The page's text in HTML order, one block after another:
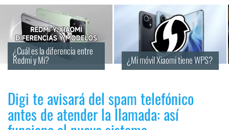
¿Cuál es la diferencia entre
Redmi y Mi? ¿Mi móvil Xiaomi tiene WPS?
Digi te avisará del spam telefónico
antes de atender la llamada: así